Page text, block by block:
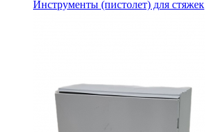
Инструменты (пистолет) для стяжек